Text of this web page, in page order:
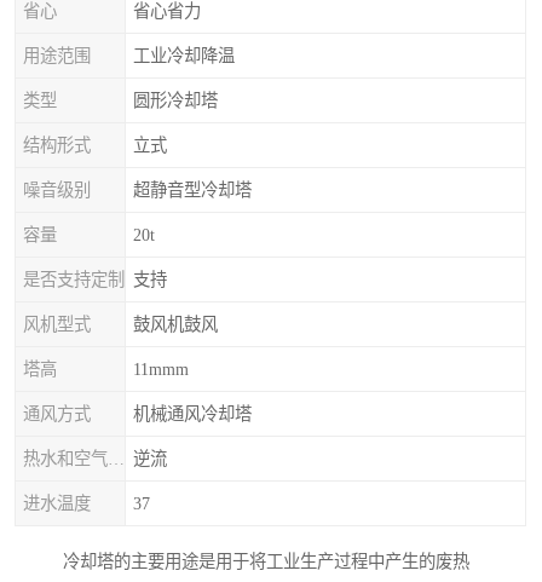
省心 省心省力
用途范围 工业冷却降温
类型 圆形冷却塔
结构形式 立式
噪音级别 超静音型冷却塔
容量 20t
是否支持定制 支持
风机型式 鼓风机鼓风
塔高 11mmm
通风方式 机械通风冷却塔
逆流
进水温度 37
冷却塔的主要用途是用于将工业生产过程中产生的废热